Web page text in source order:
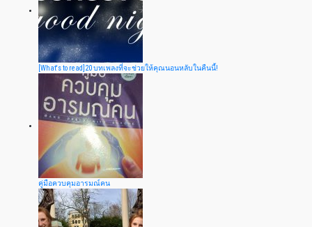
[What's to read]20 บทเพลงที่จะช่วยให้คุณนอนหลับในคืนนี้!
คู่มือควบคุมอารมณ์คน